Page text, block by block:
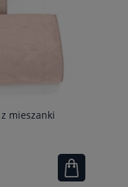
mieszanki